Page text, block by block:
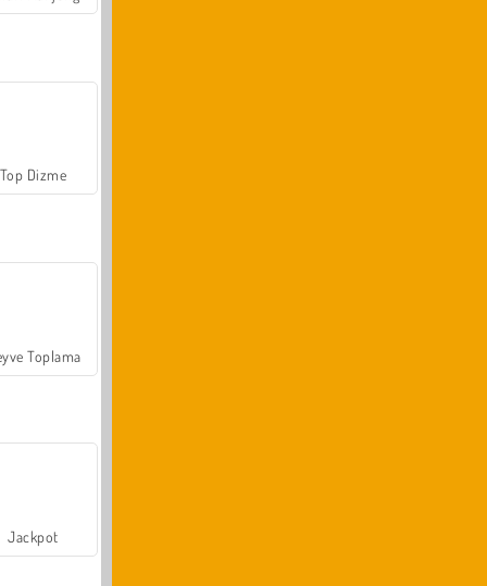
Top Dizme
Toplama
Jackpot